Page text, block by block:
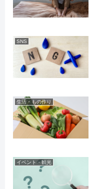
SNS
生活・もの作り
イベント・観光